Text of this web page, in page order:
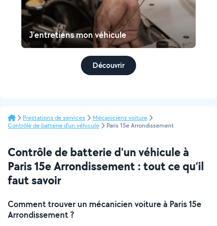
J'entretiens mon véhicule
Découvrir
Prestations de services
Mécaniciens voiture
Contrôle de batterie d'un véhicule
Paris 15e Arrondissement
Contrôle de batterie d'un véhicule à
Paris 15e Arrondissement : tout ce qu’il
faut savoir
Comment trouver un mécanicien voiture à Paris 15e
Arrondissement ?